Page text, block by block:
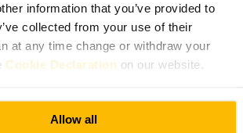
information that you’ve provided to
collected from your use of their
at any time change or withdraw your
Cookie Declaration on our website.
Allow all
med siddepladser ved baren og små borde.
baggrundsmusik skaber en hyggelig
kan variere, og stedet er bedst for sociale aftener